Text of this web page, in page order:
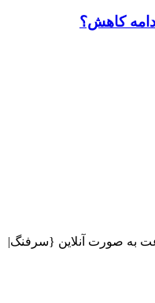
کاهش؟
از {سه|3|2|4} ساعت به صورت آنلاین {سرفنگ|